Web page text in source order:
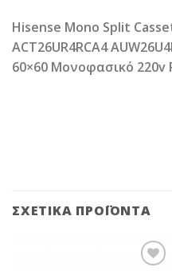
Hisense Mono Split
ACT26UR4RCA4
60×60 Μονοφασικό 220v
ΣΧΕΤΙΚΆ ΠΡΟΪΌΝΤΑ